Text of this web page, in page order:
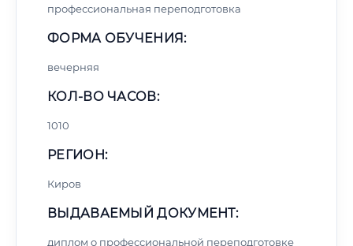
профессиональная переподготовка
ФОРМА ОБУЧЕНИЯ:
вечерняя
КОЛ-ВО ЧАСОВ:
1010
РЕГИОН:
Киров
ВЫДАВАЕМЫЙ ДОКУМЕНТ:
диплом о профессиональной переподготовке